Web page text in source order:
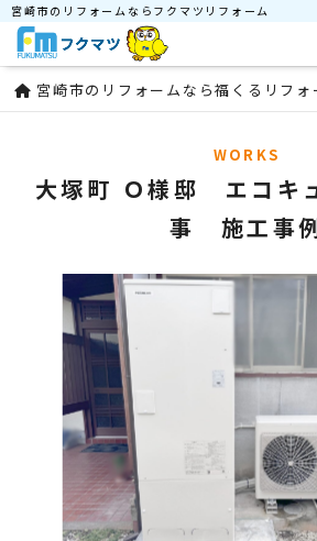
宮崎市のリフォームならフクマツリフォーム
宮崎市のリフォームなら福くるリフ
WORKS
大塚町 Ｏ様邸 エコキ
事 施工事